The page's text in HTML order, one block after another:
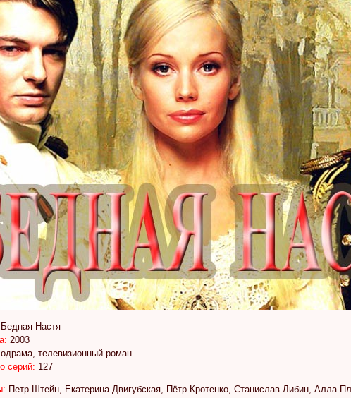
Бедная Настя
2003
телевизионный роман
серий: 127
Петр Штейн, Екатерина Двигубская, Пётр Кротенко, Станислав Либин, Алла